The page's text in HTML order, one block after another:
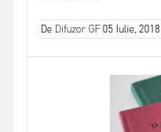
De Difuzor GF05 Iulie, 2018